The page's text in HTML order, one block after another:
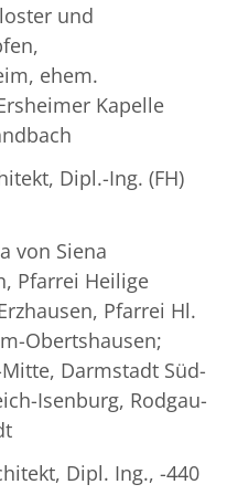
und
ehem.
Kapelle
Dipl.-Ing. (FH)
von Siena
Pfarrei Heilige
Pfarrei Hl.
Obertshausen;
Darmstadt Süd-
Isenburg, Rodgau-
Dipl. Ing., -440